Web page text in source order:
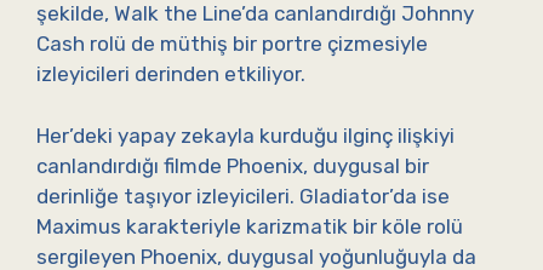
şekilde, Walk the Line’da canlandırdığı Johnny
Cash rolü de müthiş bir portre çizmesiyle
izleyicileri derinden etkiliyor.
Her’deki yapay zekayla kurduğu ilginç ilişkiyi
canlandırdığı filmde Phoenix, duygusal bir
derinliğe taşıyor izleyicileri. Gladiator’da ise
Maximus karakteriyle karizmatik bir köle rolü
sergileyen Phoenix, duygusal yoğunluğuyla da